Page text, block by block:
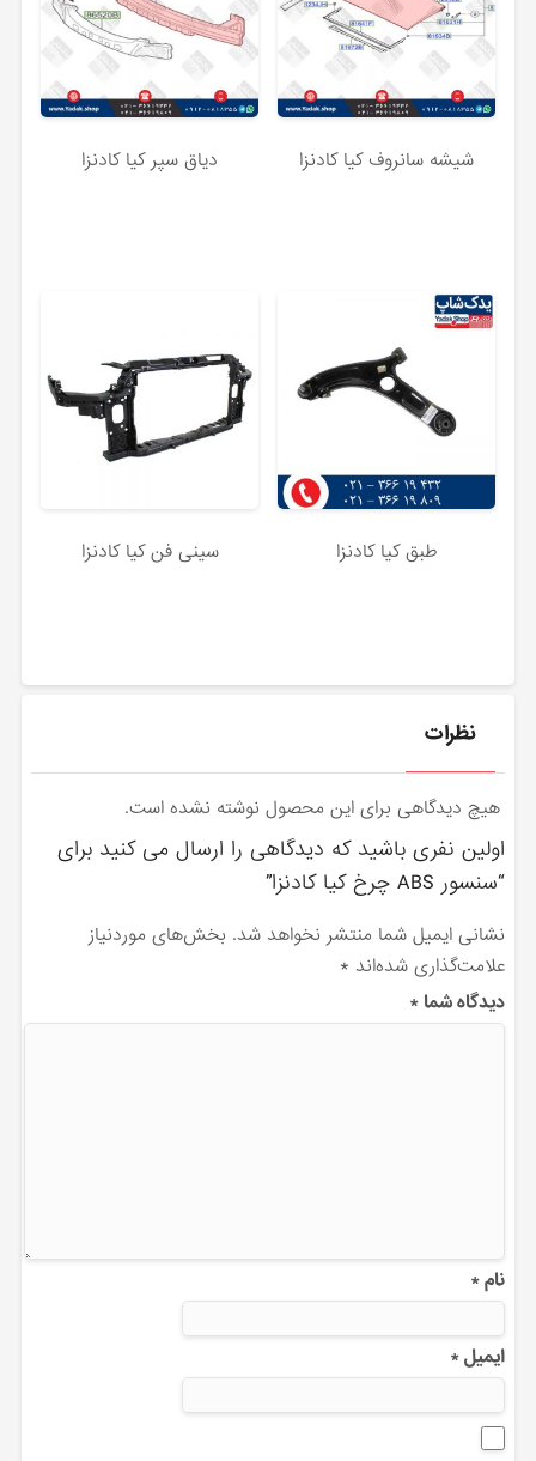
شیشه سانروف کیا کادنزا دیاق سپر کیا کادنزا
طبق کیا کادنزا سینی فن کیا کادنزا
نظرات
هیچ دیدگاهی برای این محصول نوشته نشده است.
اولین نفری باشید که دیدگاهی را ارسال می کنید برای
“سنسور ABS چرخ کیا کادنزا”
نشانی ایمیل شما منتشر نخواهد شد. بخش‌های موردنیاز
علامت‌گذاری شده‌اند *
دیدگاه شما*
نام*
ایمیل*